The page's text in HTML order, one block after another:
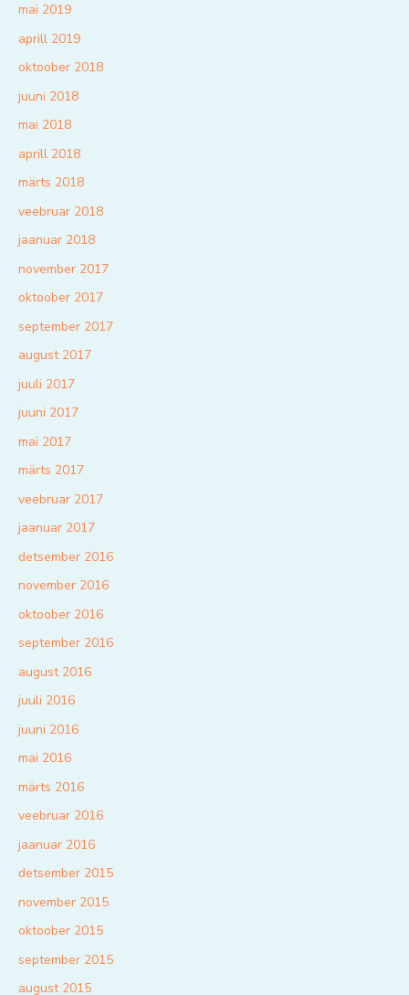
mai 2019
aprill 2019
oktoober 2018
juuni 2018
mai 2018
aprill 2018
märts 2018
veebruar 2018
jaanuar 2018
november 2017
oktoober 2017
september 2017
august 2017
juuli 2017
juuni 2017
mai 2017
märts 2017
veebruar 2017
jaanuar 2017
detsember 2016
november 2016
oktoober 2016
september 2016
august 2016
juuli 2016
juuni 2016
mai 2016
märts 2016
veebruar 2016
jaanuar 2016
detsember 2015
november 2015
oktoober 2015
september 2015
august 2015